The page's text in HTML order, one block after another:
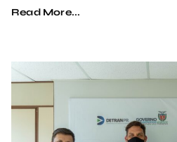
Read More...